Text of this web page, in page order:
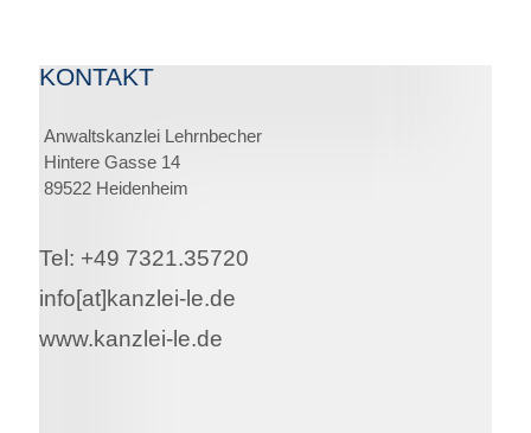
KONTAKT
Anwaltskanzlei Lehrnbecher
Hintere Gasse 14
89522 Heidenheim
Tel: +49 7321.35720
info[at]kanzlei-le.de
www.kanzlei-le.de